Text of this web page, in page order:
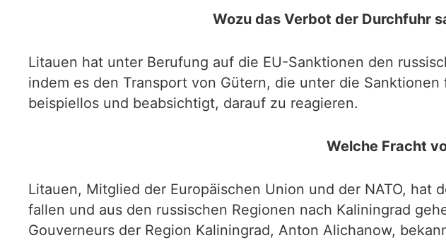
Wozu das Verbot der Durchfuhr
Litauen hat unter Berufung auf die EU-Sanktionen den
indem es den Transport von Gütern, die unter die
beispiellos und beabsichtigt, darauf zu reagieren.
Welche Fracht
Litauen, Mitglied der Europäischen Union und der NATO,
fallen und aus den russischen Regionen nach Kaliningrad
Gouverneurs der Region Kaliningrad, Anton Alichanow,